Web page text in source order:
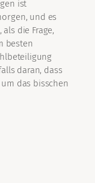
ist
und es
die Frage,
besten
daran, dass
das bisschen